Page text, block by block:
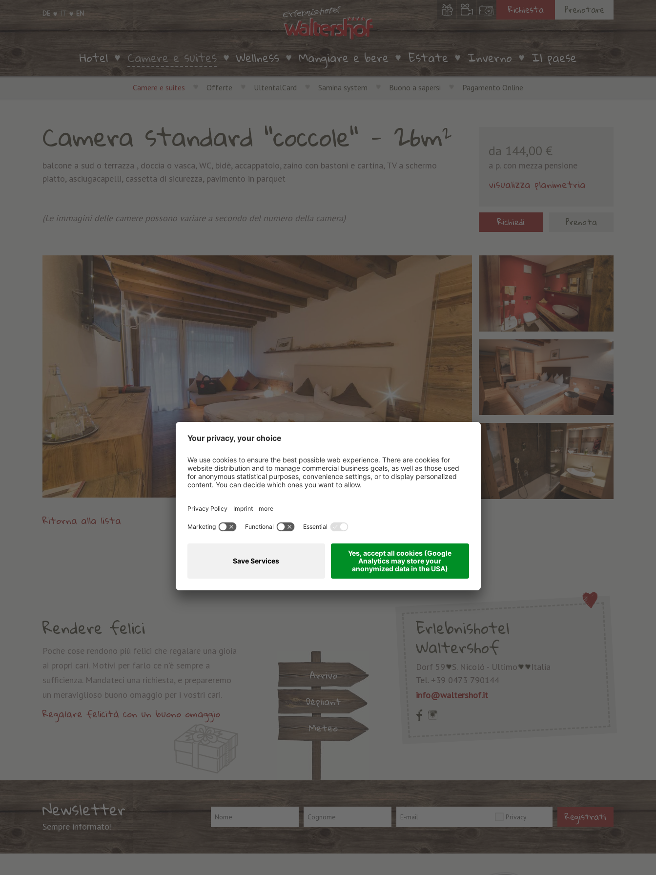
DE IT EN Richiesta Prenotare
Hotel Camere e suites Wellness Mangiare e bere Estate Inverno Il paese
Camere e suites Offerte UltentalCard Samina system Buono a sapersi Pagamento Online
Camera standard "coccole" - 26m²
balcone a sud o terrazza , doccia o vasca, WC, bidè, accappatoio, zaino con bastoni e cartina, TV a schermo
piatto, asciugacapelli, cassetta di sicurezza, pavimento in parquet
(Le immagini delle camere possono variare a secondo del numero della camera)
da 144,00 €
a p. con mezza pensione
visualizza planimetria
Richiedi Prenota
Ritorna alla lista
Rendere felici
Poche cose rendono più felici che regalare una gioia
ai propri cari. Motivi per farlo ce n'è sempre a
sufficienza. Mandateci una richiesta, e prepareremo
un meraviglioso buono omaggio per i vostri cari.
Regalare felicità con un buono omaggio
Arrivo
Dépliant
Meteo
Erlebnishotel
Waltershof
Dorf 59 S. Nicoló - Ultimo
Italia
Tel. +39 0473 790144
info@waltershof.it
Newsletter
Sempre informato!
Registrati
Privacy